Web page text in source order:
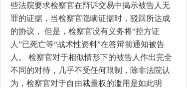
些法院要求检察官在辩诉交易中揭示被告人无
罪的证据，当检察官隐瞒证据时，驳回所达成
的协议， 但是，检察官没有义务将“控方证
人”已死亡等“战术性资料”在答辩前通知被告
人。 检察官对于相似情形下的被告人作出完全
不同的对待，几乎不受任何限制，除非法院认
为，检察官对于自由裁量权的滥用是如此明